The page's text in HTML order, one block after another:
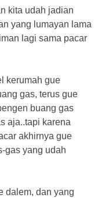
kita udah jadian
yang lumayan lama
lagi sama pacar
kerumah gue
gas, terus gue
buang gas
aja..tapi karena
akhirnya gue
gas yang udah
dalem, dan yang